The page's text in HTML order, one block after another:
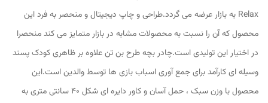
Relax به بازار عرضه می گردد.طراحی و چاپ دیجیتال و منحصر به فرد این
محصول که آن را نسبت به محصولات مشابه در بازار متمایز می کند منحصرا
در اختیار این تولیدی است.چادر بچه طرح بن تن علاوه بر ظاهری کودک پسند
وسیله ای کارآمد برای جمع آوری اسباب بازی ها توسط والدین است.این
محصول با وزن سبک ، حمل آسان و کاور دایره ای شکل 40 سانتی متری به